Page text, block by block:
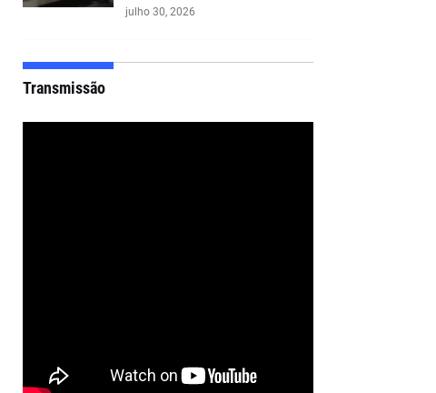
julho 30, 2026
Transmissão